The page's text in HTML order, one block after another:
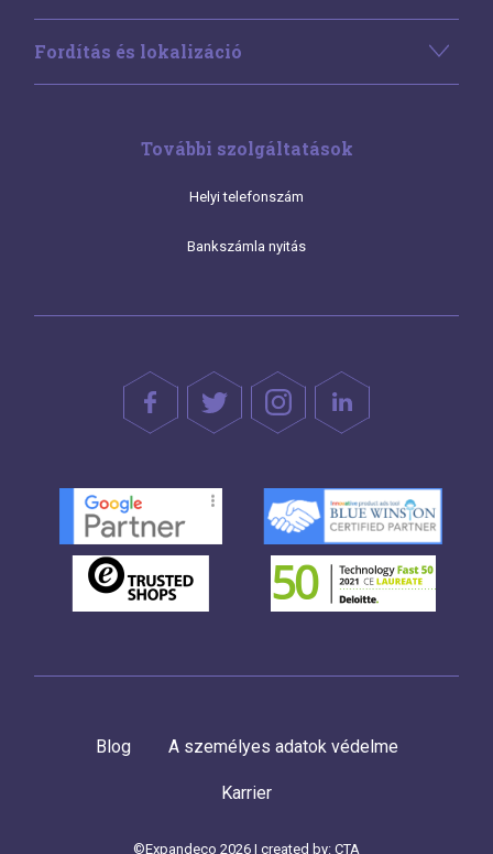
Fordítás és lokalizáció
További szolgáltatások
Helyi telefonszám
Bankszámla nyitás
Blog A személyes adatok védelme
Karrier
©Expandeco 2026 | created by: CTA